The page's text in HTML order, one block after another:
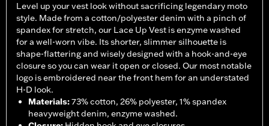
Level up your vest look without sacrificing legendary moto
style. Made from a cotton/polyester denim with a pinch of
spandex for stretch, our Lace Up Vest is enzyme washed
for a well-worn vibe. Its shorter, slimmer silhouette is
shape-flattering and wisely designed with a hook-and-eye
closure so you can wear it open or closed. Our most notable
logo is embroidered near the front hem for an understated
H-D look.
Materials:73% cotton, 26% polyester, 1% spandex
heavyweight denim, enzyme washed.